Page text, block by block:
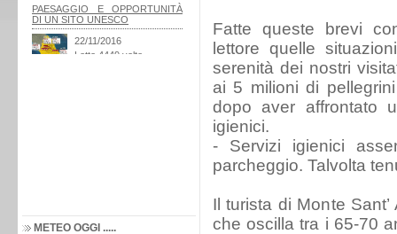
METEO OGGI .....
Fatte queste brevi
lettore quelle
serenità dei nostri
ai 5 milioni di
dopo aver affrontato
igienici.
- Servizi igienici
parcheggio. Talvolta
Il turista di Monte
che oscilla tra i 65-70